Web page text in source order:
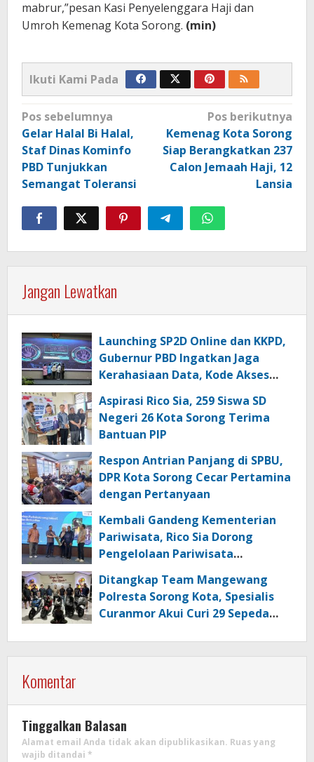
mabrur,”pesan Kasi Penyelenggara Haji dan
Umroh Kemenag Kota Sorong. (min)
Ikuti Kami Pada
Navigasi
pos
Pos sebelumnya
Gelar Halal Bi Halal,
Staf Dinas Kominfo
PBD Tunjukkan
Semangat Toleransi
Pos berikutnya
Kemenag Kota Sorong
Siap Berangkatkan 237
Calon Jemaah Haji, 12
Lansia
Jangan Lewatkan
Launching SP2D Online dan KKPD,
Gubernur PBD Ingatkan Jaga
Kerahasiaan Data, Kode Akses
Aspirasi Rico Sia, 259 Siswa SD
Negeri 26 Kota Sorong Terima
Bantuan PIP
Respon Antrian Panjang di SPBU,
DPR Kota Sorong Cecar Pertamina
dengan Pertanyaan
Kembali Gandeng Kementerian
Pariwisata, Rico Sia Dorong
Pengelolaan Pariwisata
Ditangkap Team Mangewang
Polresta Sorong Kota, Spesialis
Curanmor Akui Curi 29 Sepeda
Komentar
Tinggalkan Balasan
Alamat email Anda tidak akan dipublikasikan. Ruas yang
wajib ditandai *